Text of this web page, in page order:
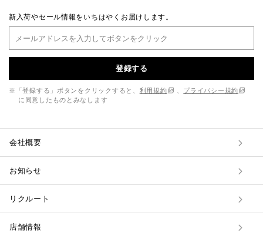
新入荷やセール情報をいちはやくお届けします。
登録する
※「登録する」ボタンをクリックすると、 利用規約
プライバシー規約
に同意したものとみなします
会社概要
お知らせ
リクルート
店舗情報